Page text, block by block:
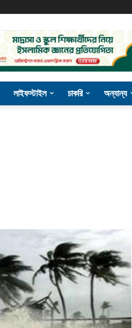
লাইফস্টাইল চাকরি অন্যান্য